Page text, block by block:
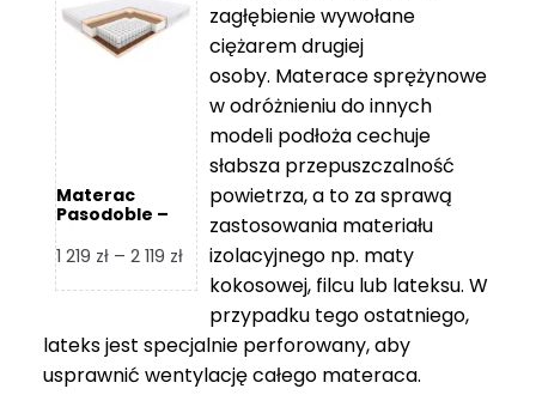
459 zł
Materac
Pasodoble –
1 219 zł – 2 119 złZakres
cen:
1
219 zł
do
zagłębienie wywołane
ciężarem drugiej
osoby. Materace sprężynowe
w odróżnieniu do innych
modeli podłoża cechuje
słabsza przepuszczalność
powietrza, a to za sprawą
zastosowania materiału
izolacyjnego np. maty
kokosowej, filcu lub lateksu. W
przypadku tego ostatniego,
lateks jest specjalnie perforowany, aby
usprawnić wentylację całego materaca.